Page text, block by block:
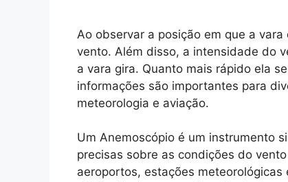
Ao observar a posição em que a
vento. Além disso, a intensidade do
a vara gira. Quanto mais rápido ela
informações são importantes para
meteorologia e aviação.
Um Anemoscópio é um instrumento
precisas sobre as condições do
aeroportos, estações